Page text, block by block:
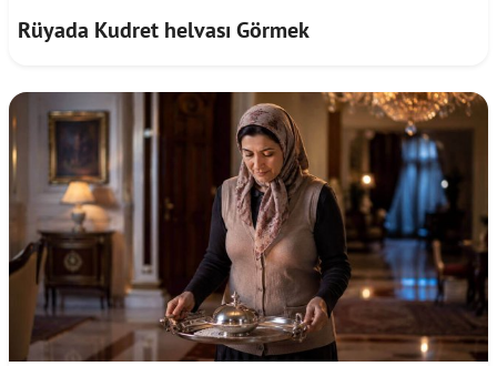
Rüyada Kudret helvası Görmek